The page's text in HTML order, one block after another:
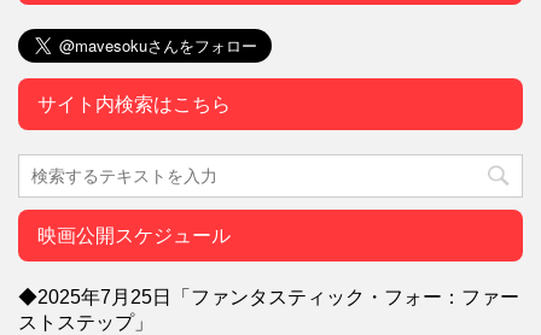
サイト内検索はこちら
映画公開スケジュール
◆2025年7月25日「ファンタスティック・フォー：ファー
ストステップ」